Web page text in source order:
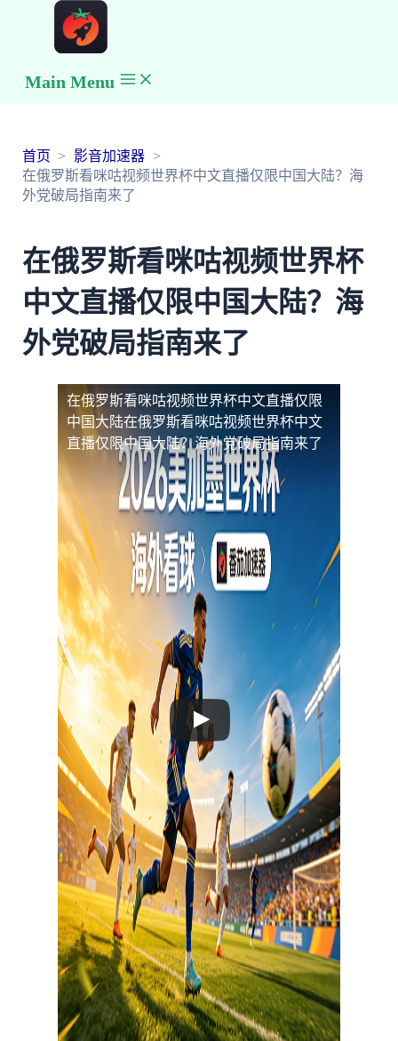
Main Menu
首页
影音加速器
在俄罗斯看咪咕视频世界杯中文直播仅限中国大陆？海
外党破局指南来了
在俄罗斯看咪咕视频世界杯
中文直播仅限中国大陆？海
外党破局指南来了
在俄罗斯看咪咕视频世界杯中文直播仅限
中国大陆在俄罗斯看咪咕视频世界杯中文
直播仅限中国大陆？海外党破局指南来了